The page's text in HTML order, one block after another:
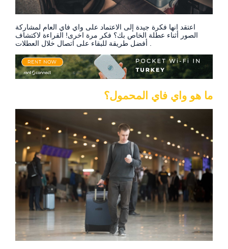
اعتقد انها فكرة جيدة إلى الاعتماد على واي فاي العام لمشاركة
الصور أثناء عطلة الخاص بك؟ فكر مرة اخرى! القراءة لاكتشاف
ما هو واي فاي المحمول؟